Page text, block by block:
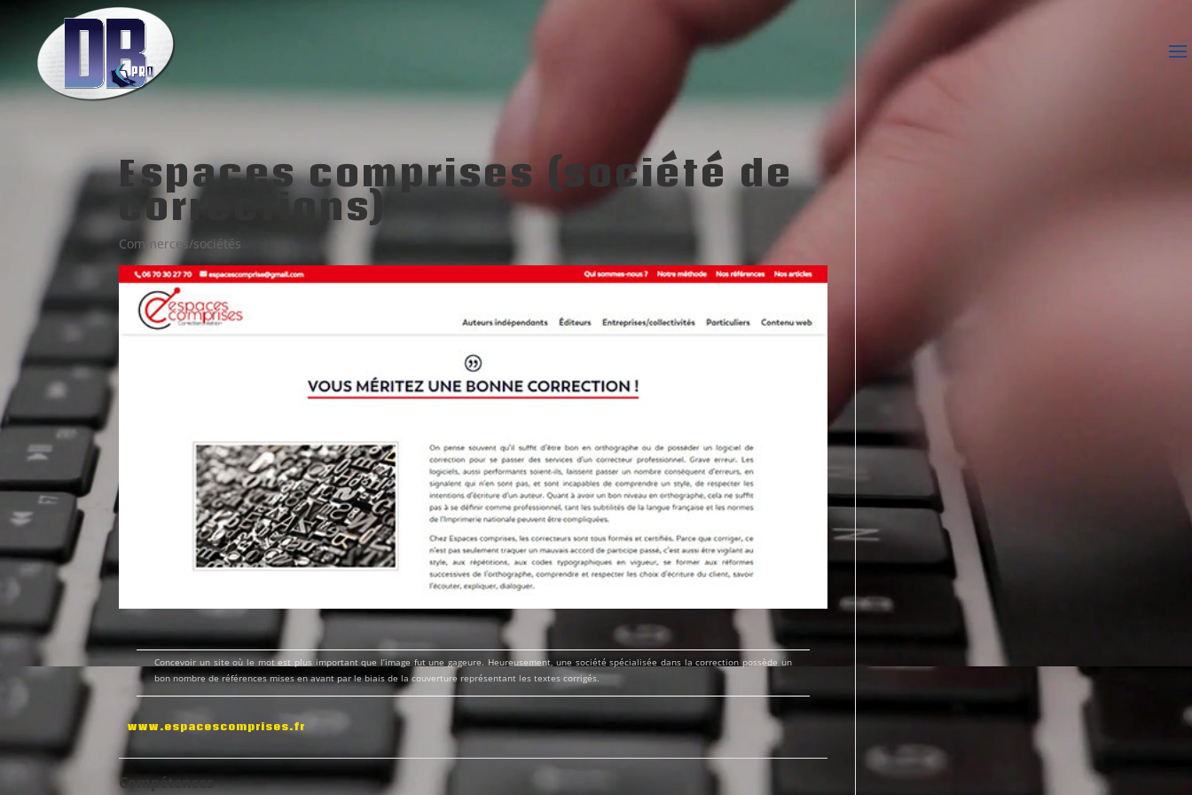
Espaces comprises (société de
corrections)
Commerces/sociétés
Concevoir un site où le mot est plus important que l’image fut une gageure. Heureusement, une société spécialisée dans la correction possède un
bon nombre de références mises en avant par le biais de la couverture représentant les textes corrigés.
www.espacescomprises.fr
Compétences